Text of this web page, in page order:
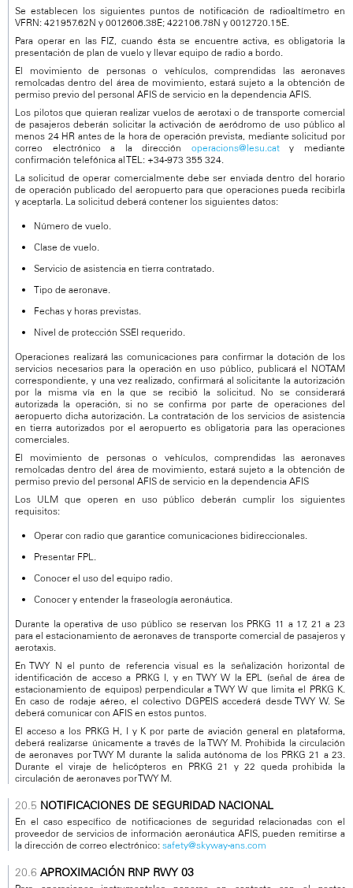
Se establecen los siguientes puntos de notificación de radioaltímetro en
VFRN: 421957.62N y 0012606.38E; 422106.78N y 0012720.15E.
Para operar en las FIZ, cuando ésta se encuentre activa, es obligatoria la
presentación de plan de vuelo y llevar equipo de radio a bordo.
El movimiento de personas o vehículos, comprendidas las aeronaves
remolcadas dentro del área de movimiento, estará sujeto a la obtención de
permiso previo del personal AFIS de servicio en la dependencia AFIS.
Los pilotos que quieran realizar vuelos de aerotaxi o de transporte comercial
de pasajeros deberán solicitar la activación de aeródromo de uso público al
menos 24 HR antes de la hora de operación prevista, mediante solicitud por
correo electrónico a la dirección operacions@lesu.caty mediante
confirmación telefónica al TEL: +34-973 355 324.
La solicitud de operar comercialmente debe ser enviada dentro del horario
de operación publicado del aeropuerto para que operaciones pueda recibirla
y aceptarla. La solicitud deberá contener los siguientes datos:
Número de vuelo.
Clase de vuelo.
Servicio de asistencia en tierra contratado.
Tipo de aeronave.
Fechas y horas previstas.
Nivel de protección SSEI requerido.
Operaciones realizará las comunicaciones para confirmar la dotación de los
servicios necesarios para la operación en uso público, publicará el NOTAM
correspondiente, y una vez realizado, confirmará al solicitante la autorización
por la misma vía en la que se recibió la solicitud. No se considerará
autorizada la operación, si no se confirma por parte de operaciones del
aeropuerto dicha autorización. La contratación de los servicios de asistencia
en tierra autorizados por el aeropuerto es obligatoria para las operaciones
comerciales.
El movimiento de personas o vehículos, comprendidas las aeronaves
remolcadas dentro del área de movimiento, estará sujeto a la obtención de
permiso previo del personal AFIS de servicio en la dependencia AFIS
Los ULM que operen en uso público deberán cumplir los siguientes
requisitos:
Operar con radio que garantice comunicaciones bidireccionales.
Presentar FPL.
Conocer el uso del equipo radio.
Conocer y entender la fraseología aeronáutica.
Durante la operativa de uso público se reservan los PRKG 11 a 17, 21 a 23
para el estacionamiento de aeronaves de transporte comercial de pasajeros y
aerotaxis.
En TWY N el punto de referencia visual es la señalización horizontal de
identificación de acceso a PRKG I, y en TWY W la EPL (señal de área de
estacionamiento de equipos) perpendicular a TWY W que limita el PRKG K.
En caso de rodaje aéreo, el colectivo DGPEIS accederá desde TWY W. Se
deberá comunicar con AFIS en estos puntos.
El acceso a los PRKG H, I y K por parte de aviación general en plataforma,
deberá realizarse únicamente a través de la TWY M. Prohibida la circulación
de aeronaves por TWY M durante la salida autónoma de los PRKG 21 a 23.
Durante el viraje de helicópteros en PRKG 21 y 22 queda prohibida la
circulación de aeronaves por TWY M.
NOTIFICACIONES DE SEGURIDAD NACIONAL
En el caso específico de notificaciones de seguridad relacionadas con el
proveedor de servicios de información aeronáutica AFIS, pueden remitirse a
la dirección de correo electrónico: safety@skyway-ans.com
APROXIMACIÓN RNP RWY 03